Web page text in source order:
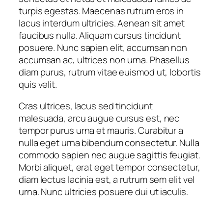
turpis egestas. Maecenas rutrum eros in
lacus interdum ultricies. Aenean sit amet
faucibus nulla. Aliquam cursus tincidunt
posuere. Nunc sapien elit, accumsan non
accumsan ac, ultrices non urna. Phasellus
diam purus, rutrum vitae euismod ut, lobortis
quis velit.
Cras ultrices, lacus sed tincidunt
malesuada, arcu augue cursus est, nec
tempor purus urna et mauris. Curabitur a
nulla eget urna bibendum consectetur. Nulla
commodo sapien nec augue sagittis feugiat.
Morbi aliquet, erat eget tempor consectetur,
diam lectus lacinia est, a rutrum sem elit vel
urna. Nunc ultricies posuere dui ut iaculis.